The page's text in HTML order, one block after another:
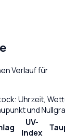
Verlauf für
: Uhrzeit,
und
UV-
Index